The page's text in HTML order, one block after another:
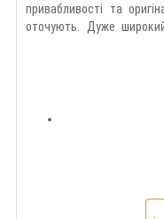
привабливості та
оточують. Дуже
дозволить підібрати
Оздоблюйте гаджети,